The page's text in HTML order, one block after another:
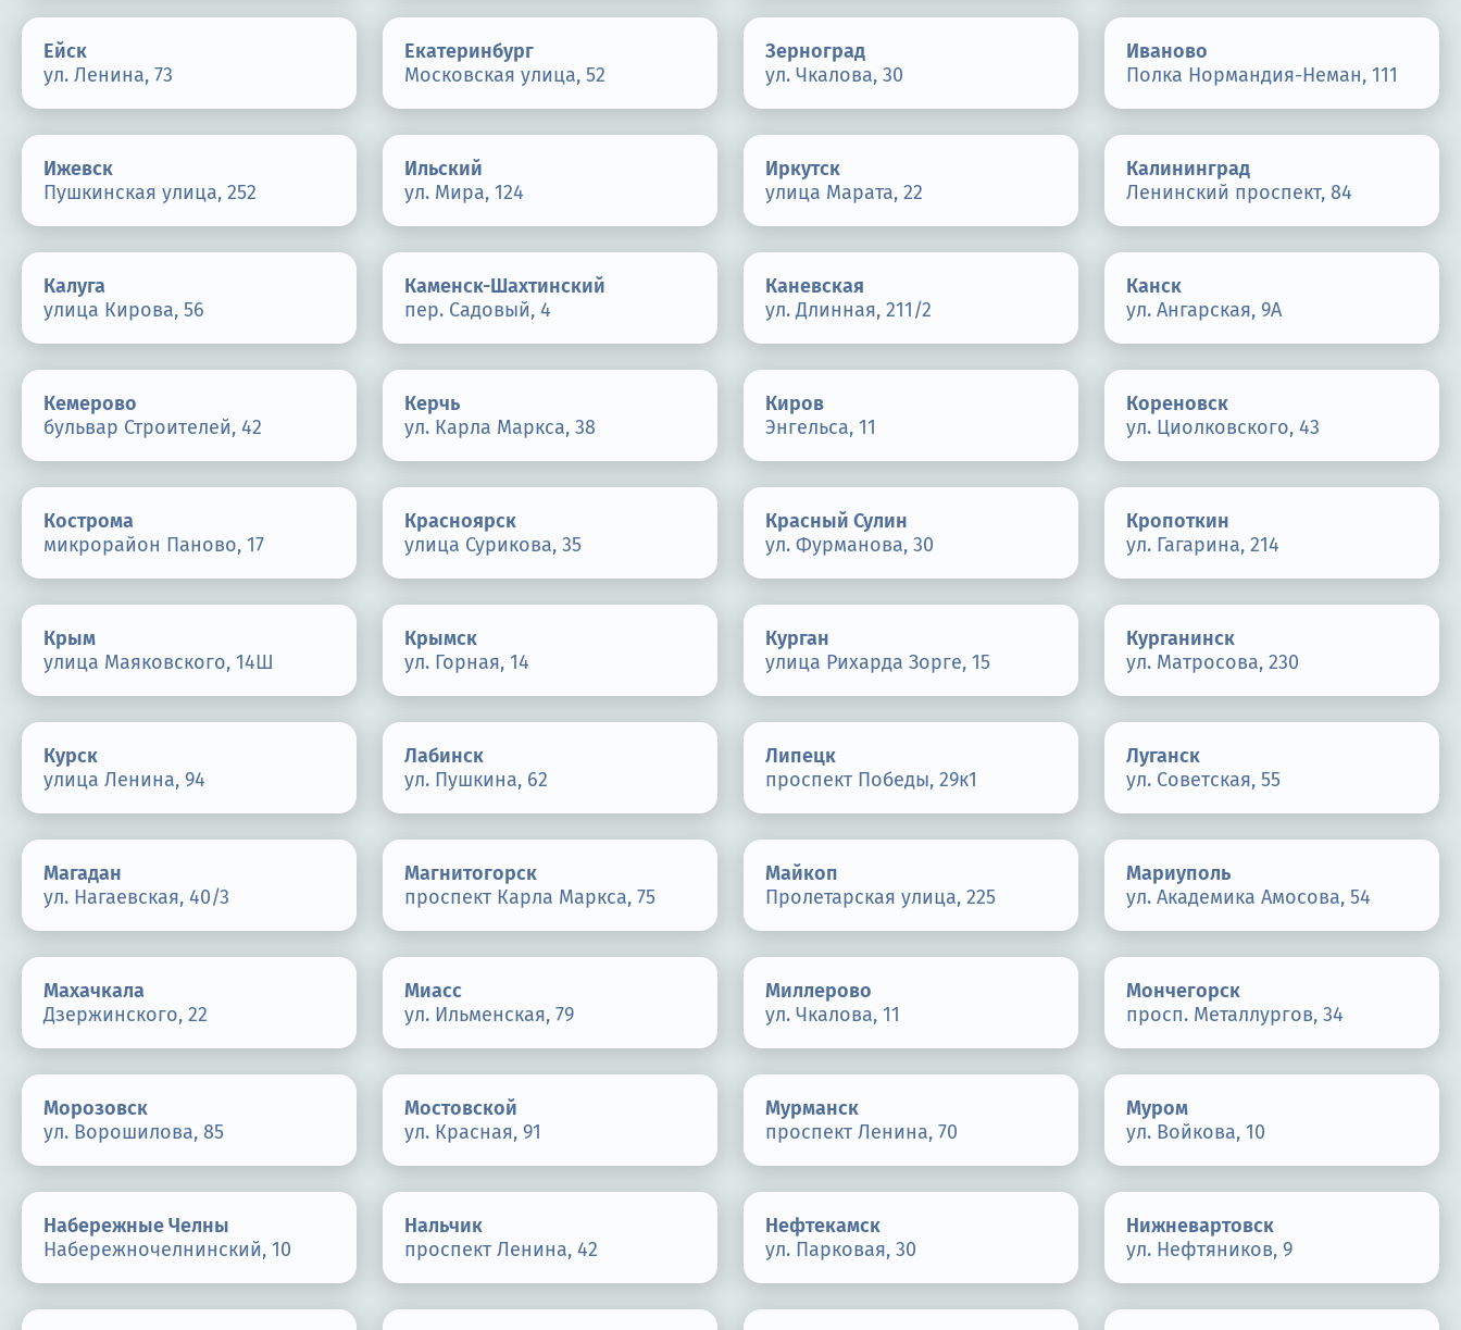
Ейск
ул. Ленина, 73
Екатеринбург
Московская улица, 52
Зерноград
ул. Чкалова, 30
Иваново
Полка Нормандия-Неман, 111
Ижевск
Пушкинская улица, 252
Ильский
ул. Мира, 124
Иркутск
улица Марата, 22
Калининград
Ленинский проспект, 84
Калуга
улица Кирова, 56
Каменск-Шахтинский
пер. Садовый, 4
Каневская
ул. Длинная, 211/2
Канск
ул. Ангарская, 9А
Кемерово
бульвар Строителей, 42
Керчь
ул. Карла Маркса, 38
Киров
Энгельса, 11
Кореновск
ул. Циолковского, 43
Кострома
микрорайон Паново, 17
Красноярск
улица Сурикова, 35
Красный Сулин
ул. Фурманова, 30
Кропоткин
ул. Гагарина, 214
Крым
улица Маяковского, 14Ш
Крымск
ул. Горная, 14
Курган
улица Рихарда Зорге, 15
Курганинск
ул. Матросова, 230
Курск
улица Ленина, 94
Лабинск
ул. Пушкина, 62
Липецк
проспект Победы, 29к1
Луганск
ул. Советская, 55
Магадан
ул. Нагаевская, 40/3
Магнитогорск
проспект Карла Маркса, 75
Майкоп
Пролетарская улица, 225
Мариуполь
ул. Академика Амосова, 54
Махачкала
Дзержинского, 22
Миасс
ул. Ильменская, 79
Миллерово
ул. Чкалова, 11
Мончегорск
просп. Металлургов, 34
Морозовск
ул. Ворошилова, 85
Мостовской
ул. Красная, 91
Мурманск
проспект Ленина, 70
Муром
ул. Войкова, 10
Набережные Челны
Набережночелнинский, 10
Нальчик
проспект Ленина, 42
Нефтекамск
ул. Парковая, 30
Нижневартовск
ул. Нефтяников, 9